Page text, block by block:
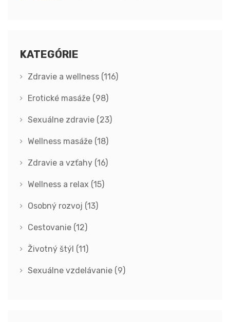
KATEGÓRIE
Zdravie a wellness (116)
Erotické masáže (98)
Sexuálne zdravie (23)
Wellness masáže (18)
Zdravie a vzťahy (16)
Wellness a relax (15)
Osobný rozvoj (13)
Cestovanie (12)
Životný štýl (11)
Sexuálne vzdelávanie (9)